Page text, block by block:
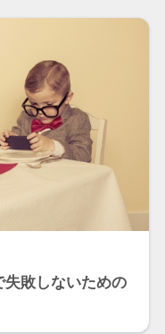
失敗しないための